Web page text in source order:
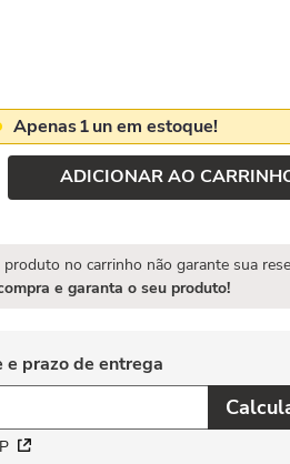
Apenas1un em estoque!
ADICIONAR AO
no carrinho não garante sua
e garanta o seu produto!